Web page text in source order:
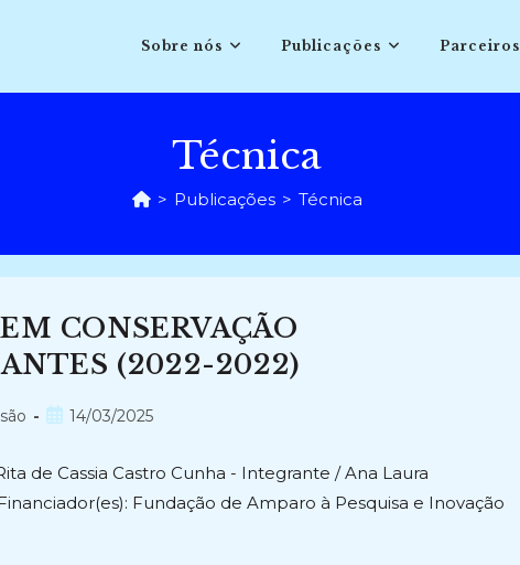
Sobre nós Publicações Parceiros
Técnica
> Publicações > Técnica
CONSERVAÇÃO
(2022-2022)
Post14/03/2025
de Cassia Castro Cunha - Integrante / Ana Laura
Fundação de Amparo à Pesquisa e Inovação